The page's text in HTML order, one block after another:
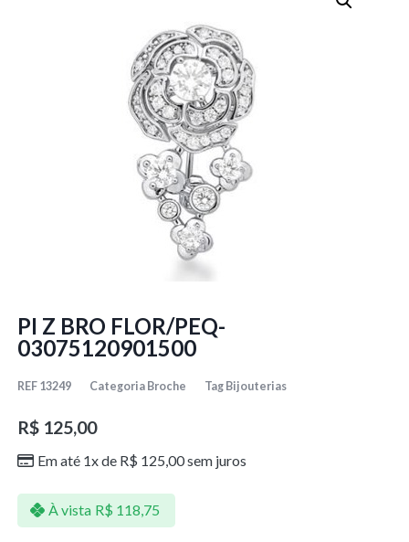
PI Z BRO FLOR/PEQ-
03075120901500
REF 13249 Categoria Broche Tag Bijouterias
R$125,00
Em até 1x de R$ 125,00sem juros
À vista R$ 118,75